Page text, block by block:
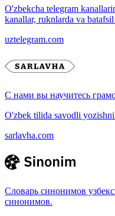
O'zbekcha telegram
kanallar, ruknlarda va
uztelegram.com
С нами вы научитесь
O'zbek tilida savodli
sarlavha.com
Словарь синонимов
синонимов.